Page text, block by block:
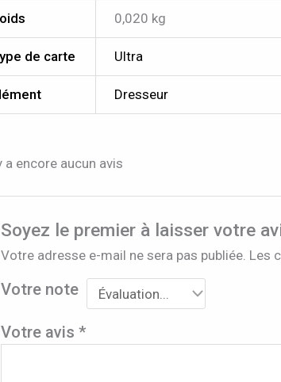
0,020 kg
de carte Ultra
Dresseur
a encore aucun avis
Soyez le premier à laisser votre
Votre adresse e-mail ne sera pas publiée. Les
Votre note
Votre avis *